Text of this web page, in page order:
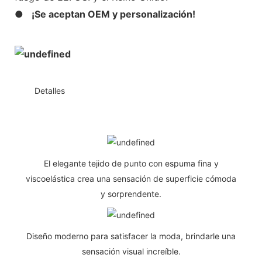
●
¡Se aceptan OEM y personalización!
Detalles
El elegante tejido de punto con espuma fina y
viscoelástica crea una sensación de superficie cómoda
y sorprendente.
Diseño moderno para satisfacer la moda, brindarle una
sensación visual increíble.